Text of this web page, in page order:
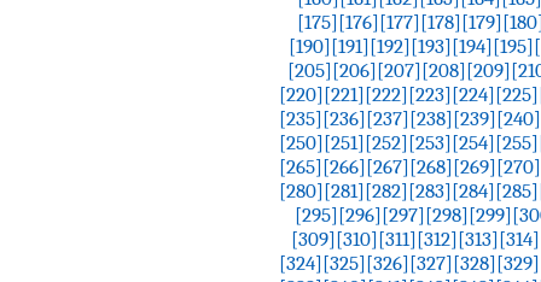
[175][176][177][178][179]
[190][191][192][193][194][195]
[205][206][207][208][209]
[220][221][222][223][224][225]
[235][236][237][238][239][240]
[250][251][252][253][254][255]
[265][266][267][268][269][270]
[280][281][282][283][284][285]
[295][296][297][298][299]
[309][310][311][312][313][314]
[324][325][326][327][328][329]